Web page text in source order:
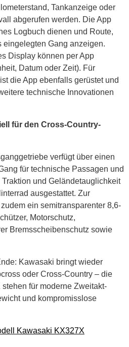
Tankanzeige oder
abgerufen werden. Die App
Logbuch dienen und Route,
eingelegten Gang anzeigen.
Display können per App
Datum oder Zeit). Für
die App ebenfalls gerüstet und
technische Innovationen
für den Cross-Country-
verfügt über einen
für technische Passagen und
und Geländetauglichkeit
ausgestattet. Zur
ein semitransparenter 8,6-
Motorschutz,
Bremsscheibenschutz sowie
Kawasaki bringt wieder
oder Cross-Country – die
für moderne Zweitakt-
und kompromisslose
Kawasaki KX327X